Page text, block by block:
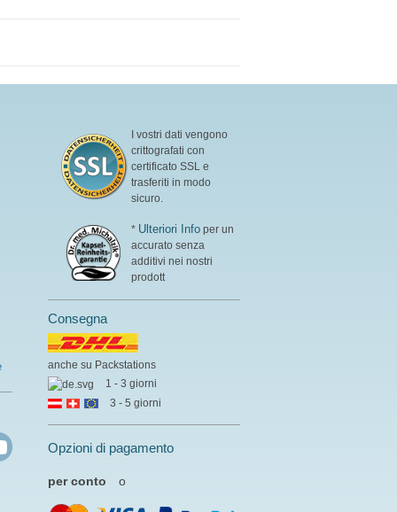
I vostri dati vengono
crittografati con
certificato SSL e
trasferiti in modo
sicuro.
* Ulteriori Info per un
accurato senza
additivi nei nostri
prodott
Consegna
anche su Packstations
1 - 3 giorni
3 - 5 giorni
Opzioni di pagamento
per conto o